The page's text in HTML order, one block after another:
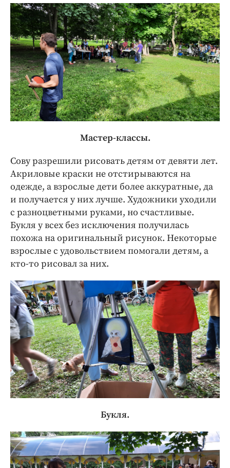
Мастер-классы.
Сову разрешили рисовать детям от девяти лет.
Акриловые краски не отстирываются на
одежде, а взрослые дети более аккуратные, да
и получается у них лучше. Художники уходили
с разноцветными руками, но счастливые.
Букля у всех без исключения получилась
похожа на оригинальный рисунок. Некоторые
взрослые с удовольствием помогали детям, а
кто-то рисовал за них.
Букля.